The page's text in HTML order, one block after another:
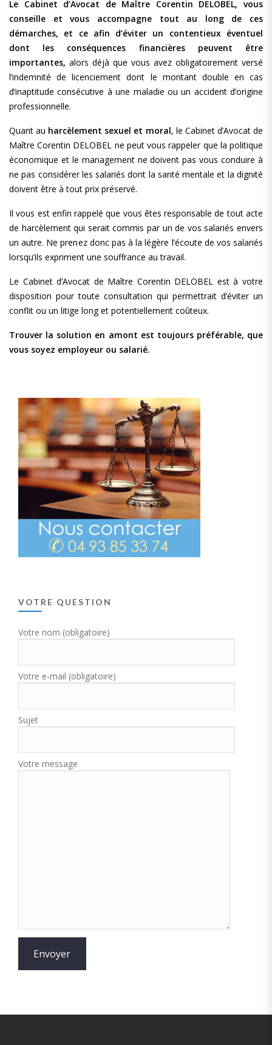
Le Cabinet d’Avocat de Maître Corentin DELOBEL, vous
conseille et vous accompagne tout au long de ces
démarches, et ce afin d’éviter un contentieux éventuel
dont les conséquences financières peuvent être
importantes, alors déjà que vous avez obligatoirement versé
l’indemnité de licenciement dont le montant double en cas
d’inaptitude consécutive à une maladie ou un accident d’origine
professionnelle.
Quant au harcèlement sexuel et moral, le Cabinet d’Avocat de
Maître Corentin DELOBEL ne peut vous rappeler que la politique
économique et le management ne doivent pas vous conduire à
ne pas considérer les salariés dont la santé mentale et la dignité
doivent être à tout prix préservé.
Il vous est enfin rappelé que vous êtes responsable de tout acte
de harcèlement qui serait commis par un de vos salariés envers
un autre. Ne prenez donc pas à la légère l’écoute de vos salariés
lorsqu’ils expriment une souffrance au travail.
Le Cabinet d’Avocat de Maître Corentin DELOBEL est à votre
disposition pour toute consultation qui permettrait d’éviter un
conflit ou un litige long et potentiellement coûteux.
Trouver la solution en amont est toujours préférable, que
vous soyez employeur ou salarié.
VOTRE QUESTION
Votre nom (obligatoire)
Votre e-mail (obligatoire)
Sujet
Votre message